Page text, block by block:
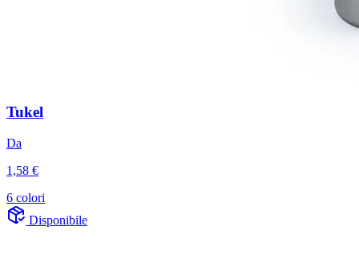
Tukel
Da
1,58 €
6 colori
Disponibile